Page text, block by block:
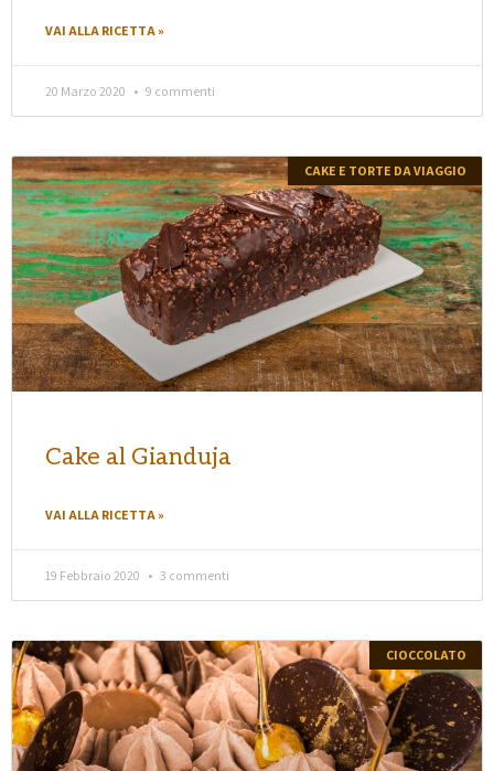
VAI ALLA RICETTA »
20 Marzo 2020 9 commenti
CAKE E TORTE DA VIAGGIO
Cake al Gianduja
VAI ALLA RICETTA »
19 Febbraio 2020 3 commenti
CIOCCOLATO